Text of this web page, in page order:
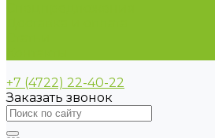
+7 (4722) 22-40-22
Заказать звонок